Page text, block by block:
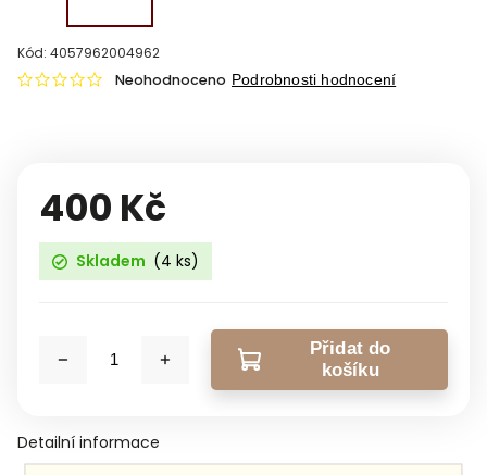
Kód: 4057962004962
Neohodnoceno Podrobnosti hodnocení
400 Kč
Skladem (4 ks)
Přidat do
košíku
Detailní informace